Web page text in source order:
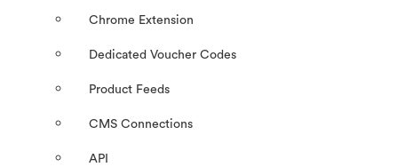
Chrome Extension
Dedicated Voucher Codes
Product Feeds
CMS Connections
API